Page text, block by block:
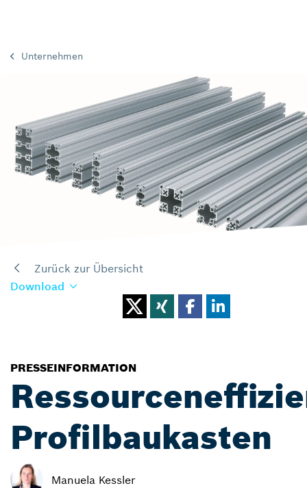
Unternehmen
Zurück zur Übersicht
Download
PRESSEINFORMATION
Profilbaukasten
Manuela Kessler